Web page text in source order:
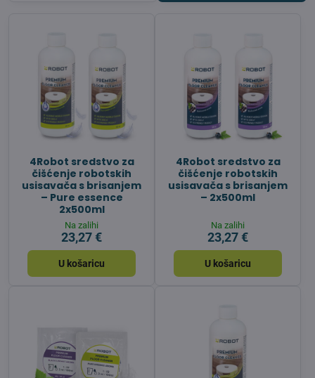
4Robot sredstvo za
čišćenje robotskih
usisavača s brisanjem
– Pure essence
2x500ml
Na zalihi
23,27 €
U košaricu
4Robot sredstvo za
čišćenje robotskih
usisavača s brisanjem
– 2x500ml
Na zalihi
23,27 €
U košaricu